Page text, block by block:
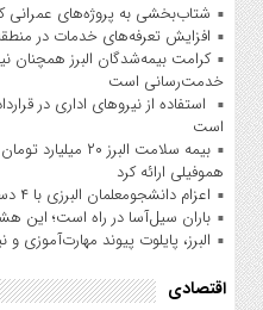
شتاب‌بخشی به پروژه‌های عمرانی
افزایش تعرفه‌های خدمات در
کرامت بیمه‌شدگان البرز همچنان
خدمت‌رسانی است
استفاده از نیروهای اداری در
است
بیمه سلامت البرز
هموفیلی ارائه کرد
اعزام دانشجو‌معلمان البرزی با ۴ دستگاه اتوبوس به عتبات عالیات
باران سیل‌آسا در راه است؛ این
البرز، پایلوت پیوند مهارت‌آموزی
اقتصادی